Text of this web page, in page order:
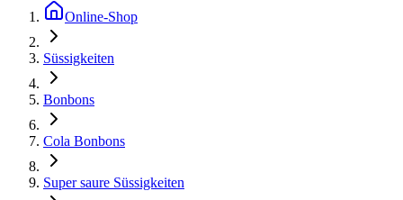
Online-Shop
Süssigkeiten
Bonbons
Cola Bonbons
Super saure Süssigkeiten